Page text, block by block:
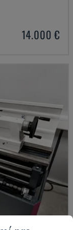
14.000 €